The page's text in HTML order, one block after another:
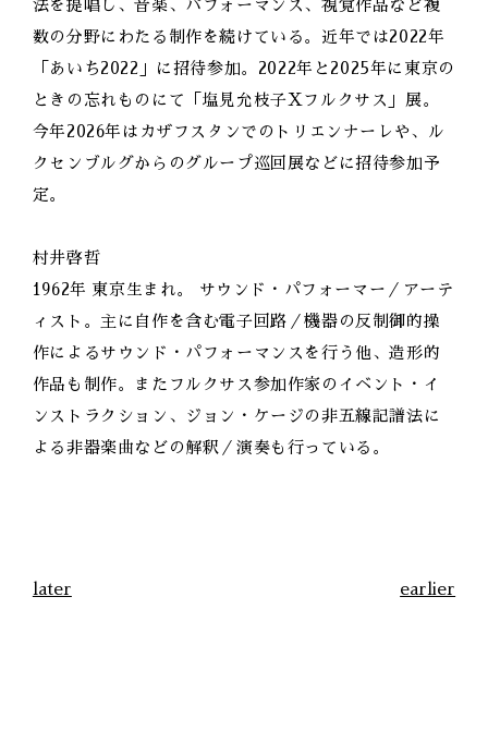
法を提唱し、音楽、パフォーマンス、視覚作品など複
数の分野にわたる制作を続けている。近年では2022年
「あいち2022」に招待参加。2022年と2025年に東京の
ときの忘れものにて「塩見允枝子Xフルクサス」展。
今年2026年はカザフスタンでのトリエンナーレや、ル
クセンブルグからのグループ巡回展などに招待参加予
定。
村井啓哲
1962年 東京生まれ。 サウンド・パフォーマー／アーテ
ィスト。主に自作を含む電子回路／機器の反制御的操
作によるサウンド・パフォーマンスを行う他、造形的
作品も制作。またフルクサス参加作家のイベント・イ
ンストラクション、ジョン・ケージの非五線記譜法に
よる非器楽曲などの解釈／演奏も行っている。
later earlier